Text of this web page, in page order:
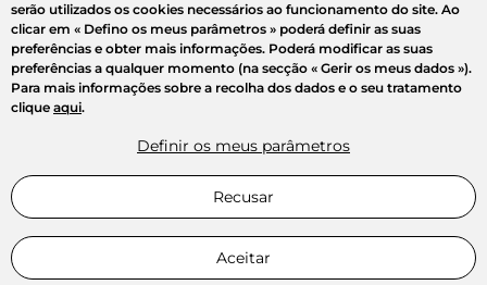
serão utilizados os cookies necessários ao funcionamento do site. Ao
clicar em « Defino os meus parâmetros » poderá definir as suas
preferências e obter mais informações. Poderá modificar as suas
preferências a qualquer momento (na secção « Gerir os meus dados »).
Para mais informações sobre a recolha dos dados e o seu tratamento
clique aqui.
Definir os meus parâmetros
Recusar
Aceitar